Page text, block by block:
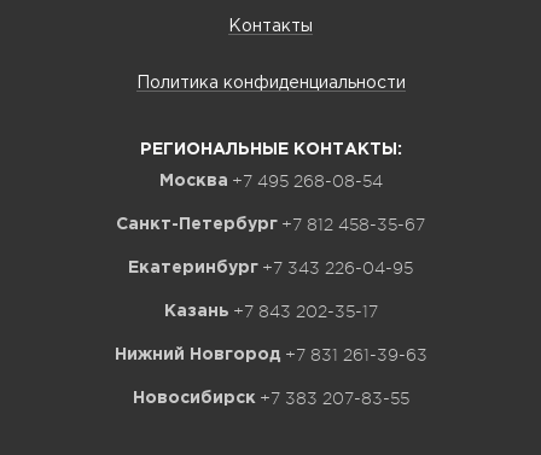
Контакты
Политика конфиденциальности
РЕГИОНАЛЬНЫЕ КОНТАКТЫ:
Москва +7 495 268-08-54
Санкт-Петербург +7 812 458-35-67
Екатеринбург +7 343 226-04-95
Казань +7 843 202-35-17
Нижний Новгород +7 831 261-39-63
Новосибирск +7 383 207-83-55